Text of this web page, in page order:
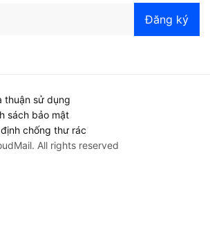
All rights reserved
thuận sử dụng
sách bảo mật
chống thư rác